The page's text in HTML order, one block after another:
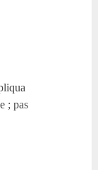
; pas